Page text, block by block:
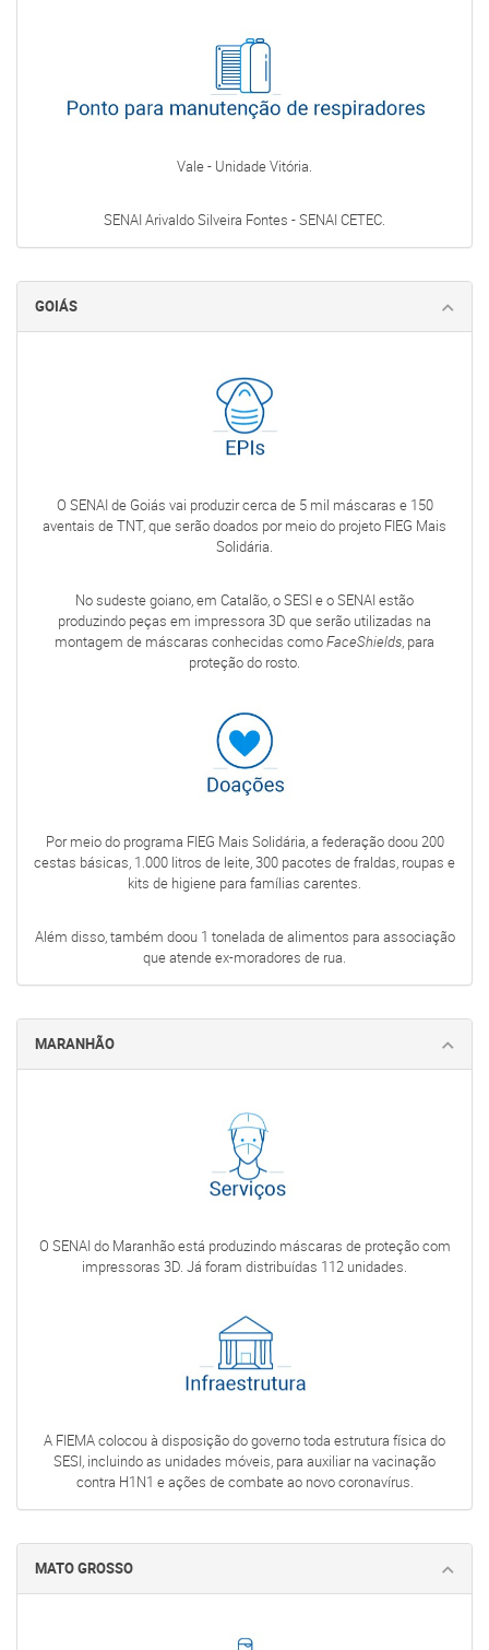
Vale - Unidade Vitória.
SENAI Arivaldo Silveira Fontes - SENAI CETEC.
GOIÁS
O SENAI de Goiás vai produzir cerca de 5 mil máscaras e 150
aventais de TNT, que serão doados por meio do projeto FIEG Mais
Solidária.
No sudeste goiano, em Catalão, o SESI e o SENAI estão
produzindo peças em impressora 3D que serão utilizadas na
montagem de máscaras conhecidas comoFaceShields, para
proteção do rosto.
Por meio do programa FIEG Mais Solidária, a federação doou 200
cestas básicas, 1.000 litros de leite, 300 pacotes de fraldas, roupas e
kits de higiene para famílias carentes.
Além disso, também doou 1 tonelada de alimentos para associação
que atende ex-moradores de rua.
MARANHÃO
O SENAI do Maranhão está produzindo máscaras de proteção com
impressoras 3D. Já foram distribuídas 112 unidades.
A FIEMA colocou à disposição do governo toda estrutura física do
SESI, incluindo as unidades móveis, para auxiliar na vacinação
contra H1N1 e ações de combate ao novo coronavírus.
MATO GROSSO